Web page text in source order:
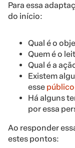
Para essa
do início:
Qual é o
Quem é o
Qual é a
Existem
esse
Há alguns
por essa
Ao responder
estes pontos: